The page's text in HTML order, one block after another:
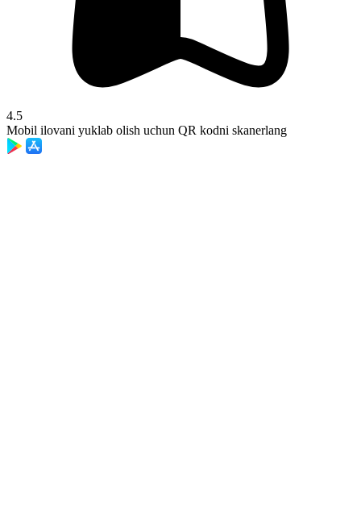
4.5
Mobil ilovani yuklab olish uchun QR kodni skanerlang